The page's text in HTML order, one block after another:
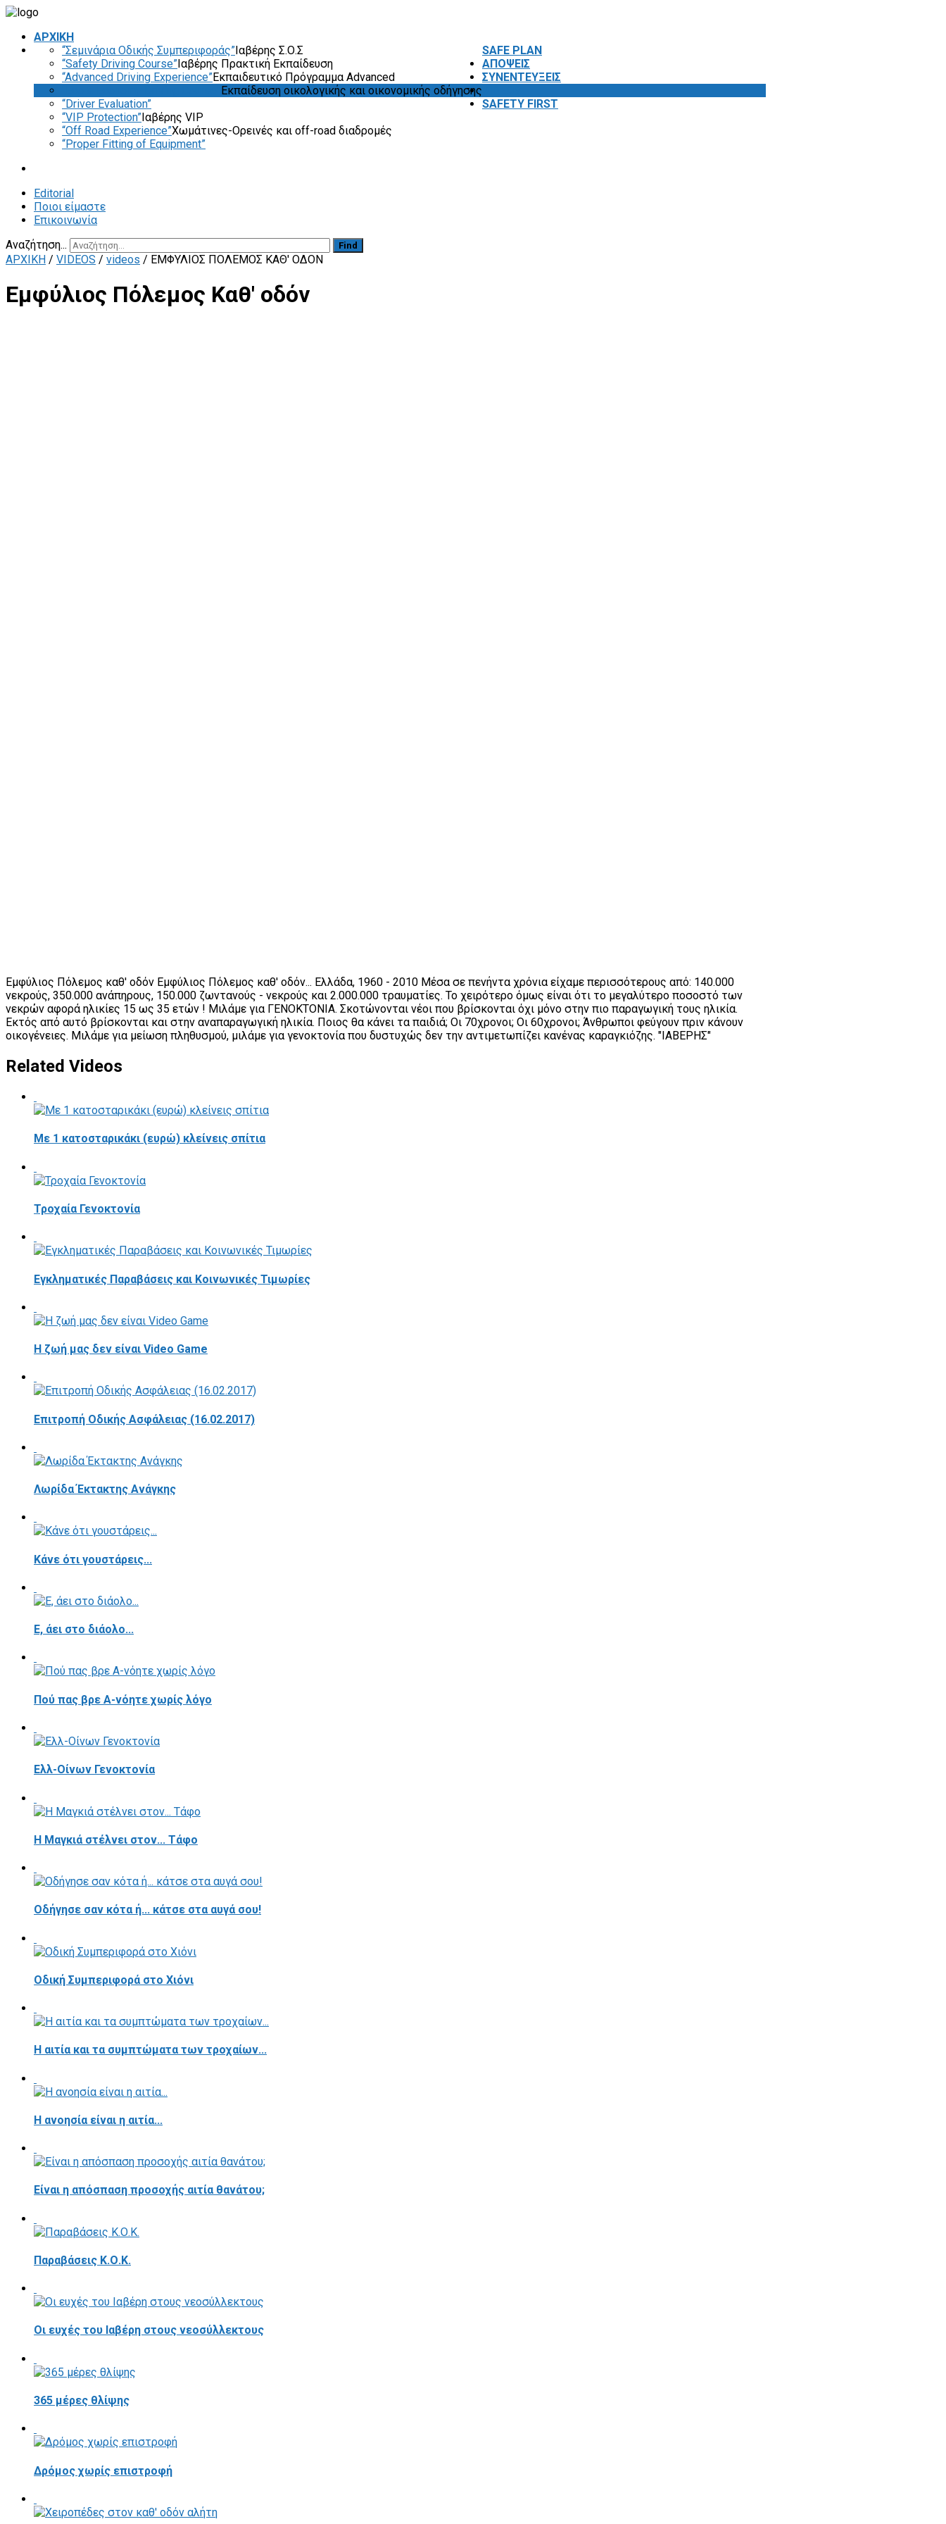
ΑΡΧΙΚΗ
SAFE PLAN
“Σεμινάρια Οδικής Συμπεριφοράς”Ιαβέρης Σ.Ο.Σ
“Safety Driving Course”Ιαβέρης Πρακτική Εκπαίδευση
“Advanced Driving Experience”Εκπαιδευτικό Πρόγραμμα Advanced
Εκπαίδευση οικολογικής και οικονομικής οδήγησης
“Driver Evaluation”
“VIP Protection”Ιαβέρης VIP
“Off Road Experience”Χωμάτινες-Ορεινές και off-road διαδρομές
“Proper Fitting of Equipment”
ΑΠΟΨΕΙΣ
ΣΥΝΕΝΤΕΥΞΕΙΣ
SAFETY FIRST
Editorial
Ποιοι είμαστε
Επικοινωνία
Αναζήτηση...
Find
ΑΡΧΙΚΗ / VIDEOS / videos / ΕΜΦΎΛΙΟΣ ΠΌΛΕΜΟΣ ΚΑΘ' ΟΔΌΝ
Εμφύλιος Πόλεμος Καθ' οδόν
Εμφύλιος Πόλεμος καθ' οδόν Εμφύλιος Πόλεμος καθ' οδόν... Ελλάδα, 1960 - 2010 Μέσα σε πενήντα χρόνια είχαμε περισσότερους από: 140.000
νεκρούς, 350.000 ανάπηρους, 150.000 ζωντανούς - νεκρούς και 2.000.000 τραυματίες. Το χειρότερο όμως είναι ότι το μεγαλύτερο ποσοστό των
νεκρών αφορά ηλικίες 15 ως 35 ετών ! Μιλάμε για ΓΕΝΟΚΤΟΝΙΑ. Σκοτώνονται νέοι που βρίσκονται όχι μόνο στην πιο παραγωγική τους ηλικία.
Εκτός από αυτό βρίσκονται και στην αναπαραγωγική ηλικία. Ποιος θα κάνει τα παιδιά; Οι 70χρονοι; Οι 60χρονοι; Άνθρωποι φεύγουν πριν κάνουν
οικογένειες. Μιλάμε για μείωση πληθυσμού, μιλάμε για γενοκτονία που δυστυχώς δεν την αντιμετωπίζει κανένας καραγκιόζης. "ΙΑΒΕΡΗΣ"
Related Videos
Με 1 κατοσταρικάκι (ευρώ) κλείνεις σπίτια
Τροχαία Γενοκτονία
Εγκληματικές Παραβάσεις και Κοινωνικές Τιμωρίες
Η ζωή μας δεν είναι Video Game
Επιτροπή Οδικής Ασφάλειας (16.02.2017)
Λωρίδα Έκτακτης Ανάγκης
Κάνε ότι γουστάρεις...
E, άει στο διάολο...
Πού πας βρε Α-νόητε χωρίς λόγο
Ελλ-Οίνων Γενοκτονία
H Μαγκιά στέλνει στον... Τάφο
Οδήγησε σαν κότα ή... κάτσε στα αυγά σου!
Οδική Συμπεριφορά στο Χιόνι
Η αιτία και τα συμπτώματα των τροχαίων...
Η ανοησία είναι η αιτία...
Είναι η απόσπαση προσοχής αιτία θανάτου;
Παραβάσεις Κ.Ο.Κ.
Οι ευχές του Ιαβέρη στους νεοσύλλεκτους
365 μέρες θλίψης
Δρόμος χωρίς επιστροφή